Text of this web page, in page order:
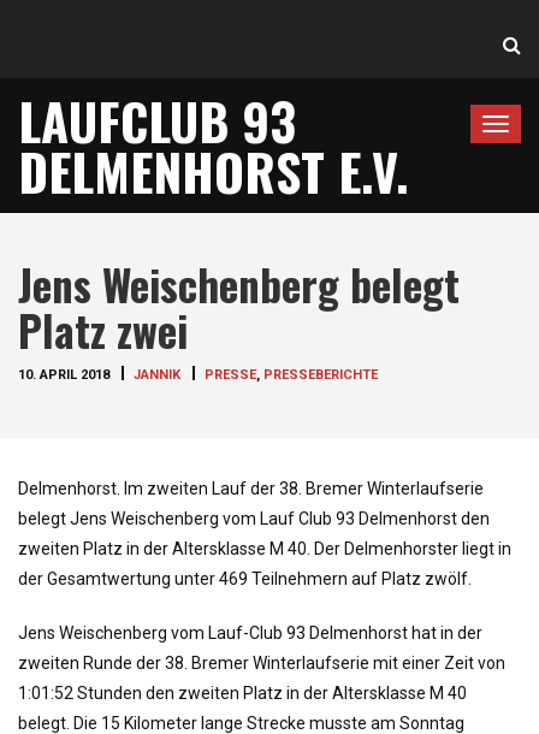
T
g
o
LAUFCLUB 93
DELMENHORST E.V.
Jens Weischenberg belegt
Platz zwei
10. APRIL 2018 JANNIK PRESSE, PRESSEBERICHTE
Delmenhorst. Im zweiten Lauf der 38. Bremer Winterlaufserie
belegt Jens Weischenberg vom Lauf Club 93 Delmenhorst den
zweiten Platz in der Altersklasse M 40. Der Delmenhorster liegt in
der Gesamtwertung unter 469 Teilnehmern auf Platz zwölf.
Jens Weischenberg vom Lauf-Club 93 Delmenhorst hat in der
zweiten Runde der 38. Bremer Winterlaufserie mit einer Zeit von
1:01:52 Stunden den zweiten Platz in der Altersklasse M 40
belegt. Die 15 Kilometer lange Strecke musste am Sonntag